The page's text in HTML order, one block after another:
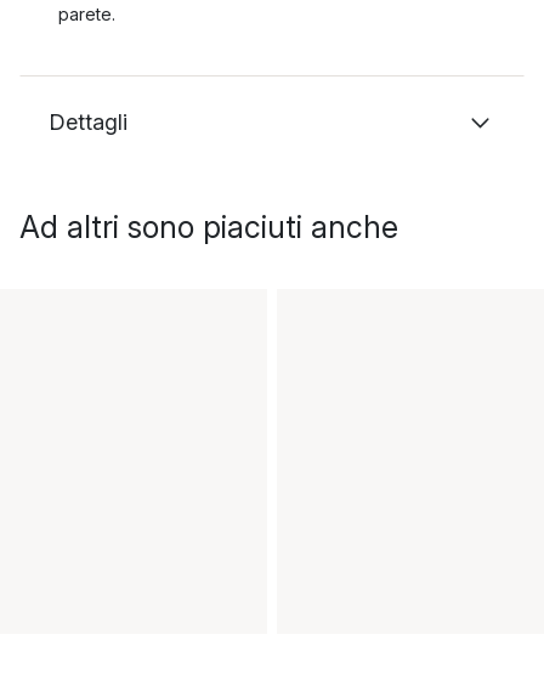
parete.
Dettagli
Ad altri sono piaciuti anche